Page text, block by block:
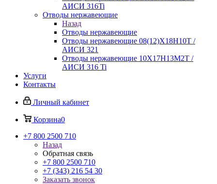
АИСИ 316Ti
Отводы нержавеющие
Назад
Отводы нержавеющие
Отводы нержавеющие 08(12)Х18Н10Т /
АИСИ 321
Отводы нержавеющие 10Х17Н13М2Т /
АИСИ 316 Ti
Услуги
Контакты
Личный кабинет
Корзина0
+7 800 2500 710
Назад
Обратная связь
+7 800 2500 710
+7 (343) 216 54 30
Заказать звонок